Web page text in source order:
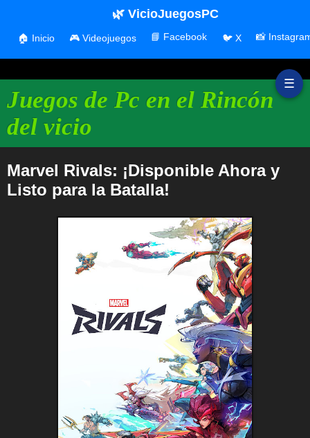
☰
Juegos de Pc en el Rincón
del vicio
🌿 VicioJuegosPC
🏠 Inicio 🎮 Videojuegos 📘 Facebook 🐦 X 📸
Marvel Rivals: ¡Disponible Ahora y
Listo para la Batalla!